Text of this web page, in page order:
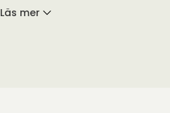
Läs mer